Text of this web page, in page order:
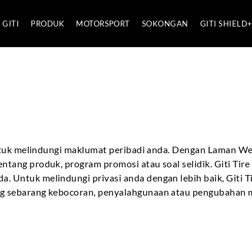
GITI PRODUK MOTORSPORT SOKONGAN GITI SHIELD+
melindungi maklumat peribadi anda. Dengan Laman
produk, program promosi atau soal selidik. Giti
Untuk melindungi privasi anda dengan lebih baik, Giti
sebarang kebocoran, penyalahgunaan atau